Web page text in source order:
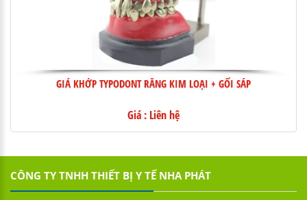
GIÁ KHỚP TYPODONT RĂNG KIM LOẠI + GỐI SÁP
Giá : Liên hệ
CÔNG TY TNHH THIẾT BỊ Y TẾ NHA PHÁT